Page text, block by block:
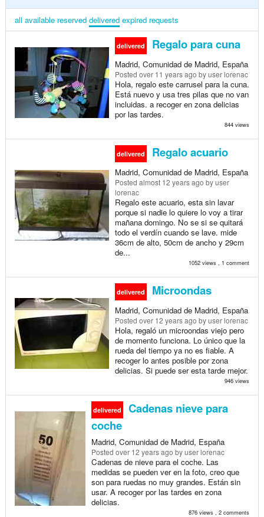
all available reserved delivered expired requests
delivered Regalo para cuna
Madrid, Comunidad de Madrid, España
Posted over 11 years ago by user lorenac
Hola, regalo este carrusel para la cuna.
Está nuevo y usa tres pilas que no van
incluidas. a recoger en zona delicias
por las tardes.
844 views
delivered Regalo acuario
Madrid, Comunidad de Madrid, España
Posted almost 12 years ago by user
lorenac
Regalo este acuario, esta sin lavar
porque si nadie lo quiere lo voy a tirar
mañana domingo. No se si se quitará
todo el verdín cuando se lave. mide
36cm de alto, 50cm de ancho y 29cm
de...
1052 views , 1 comment
delivered Microondas
Madrid, Comunidad de Madrid, España
Posted over 12 years ago by user lorenac
Hola, regaló un microondas viejo pero
de momento funciona. Lo único que la
rueda del tiempo ya no es fiable. A
recoger lo antes posible por zona
delicias. Si puede ser esta tarde mejor.
946 views
delivered
Cadenas nieve para
coche
Madrid, Comunidad de Madrid, España
Posted over 12 years ago by user lorenac
Cadenas de nieve para el coche. Las
medidas se pueden ver en la foto, creo que
son para ruedas no muy grandes. Están sin
usar. A recoger por las tardes en zona
delicias.
876 views , 2 comments